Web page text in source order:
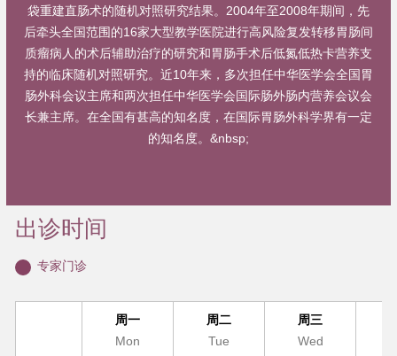
袋重建直肠术的随机对照研究结果。2004年至2008年期间，先
后牵头全国范围的16家大型教学医院进行高风险复发转移胃肠间
质瘤病人的术后辅助治疗的研究和胃肠手术后低氮低热卡营养支
持的临床随机对照研究。近10年来，多次担任中华医学会全国胃
肠外科会议主席和两次担任中华医学会国际肠外肠内营养会议会
长兼主席。在全国有甚高的知名度，在国际胃肠外科学界有一定
的知名度。&nbsp;
出诊时间
专家门诊
周一
Mon
周二
Tue
周三
Wed